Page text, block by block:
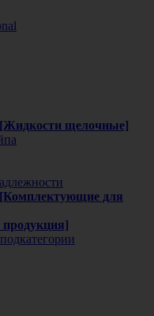
[Жидкости щелочные]
[Комплектующие для